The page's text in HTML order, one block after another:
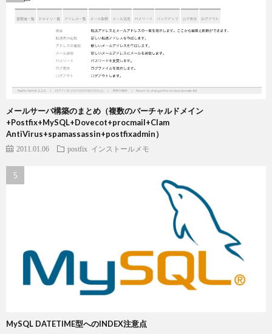
メールサーバ構築のまとめ（複数のバーチャルドメイン
+Postfix+MySQL+Dovecot+procmail+Clam
AntiVirus+spamassassin+postfixadmin）
2011.01.06 postfix インストールメモ
MySQL DATETIME型へのINDEX注意点